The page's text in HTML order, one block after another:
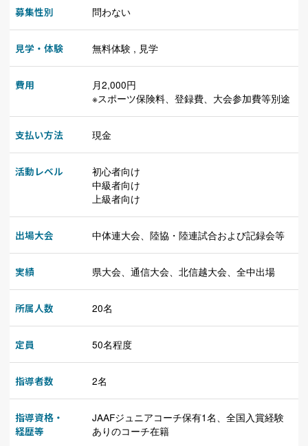
募集性別 問わない
見学・体験 無料体験 , 見学
費用
月2,000円
※スポーツ保険料、登録費、大会参加費等別途
支払い方法 現金
活動レベル
初心者向け
中級者向け
上級者向け
出場大会 中体連大会、陸協・陸連試合および記録会等
実績 県大会、通信大会、北信越大会、全中出場
所属人数 20名
定員 50名程度
指導者数 2名
指導資格・
経歴等
JAAFジュニアコーチ保有1名、全国入賞経験
ありのコーチ在籍